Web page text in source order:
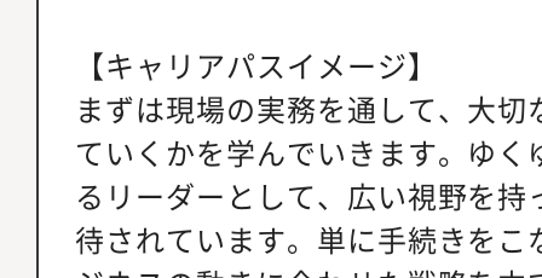
【キャリアパスイメージ】
まずは現場の実務を通して、大
ていくかを学んでいきます。ゆ
るリーダーとして、広い視野を
待されています。単に手続きを